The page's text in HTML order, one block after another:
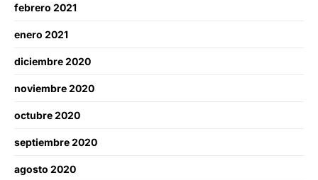
febrero 2021
enero 2021
diciembre 2020
noviembre 2020
octubre 2020
septiembre 2020
agosto 2020